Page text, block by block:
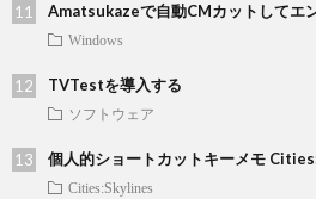
Amatsukazeで自動CMカットしてエ
Windows
TVTestを導入する
ソフトウェア
個人的ショートカットキーメモ
Cities:Skylines